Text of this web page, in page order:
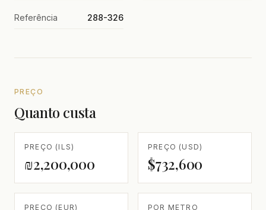
Referência 288-326
PREÇO
Quanto custa
PREÇO (ILS)
₪2,200,000
PREÇO (USD)
$732,600
PREÇO (EUR) POR METRO